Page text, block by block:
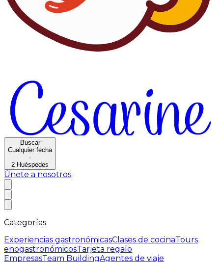
Buscar
Cualquier fecha
·
2 Huéspedes
Únete a nosotros
Categorías
Experiencias gastronómicasClases de cocinaTours
enogastronómicosTarjeta regalo
EmpresasTeam BuildingAgentes de viaje